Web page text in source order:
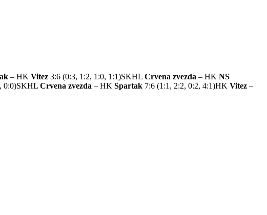
– HK Vitez 3:6 (0:3, 1:2, 1:0, 1:1)SKHL Crvena zvezda – HK NS
0:0)SKHL Crvena zvezda – HK Spartak 7:6 (1:1, 2:2, 0:2, 4:1)HK Vitez –